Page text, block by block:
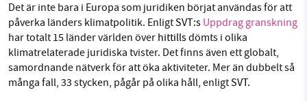
Det är inte bara i Europa som juridiken börjat användas för att
påverka länders klimatpolitik. EnligtSVT:s Uppdrag granskning
har totalt 15 länder världen över hittillsdömts i olika
klimatrelaterade juridiska tvister. Det finns även ett globalt,
samordnande nätverk för att öka aktiviteter. Mer än dubbelt så
många fall, 33 stycken, pågår på olika håll, enligtSVT.